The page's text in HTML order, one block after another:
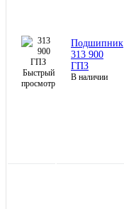
Быстрый
просмотр
Подшипник
313 900
ГПЗ
В наличии